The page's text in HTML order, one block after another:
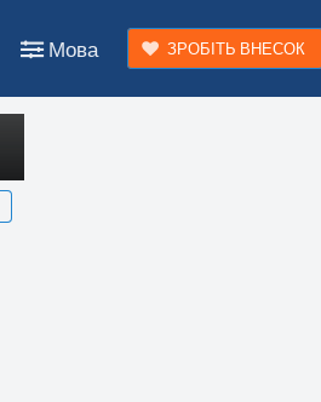
Мова ЗРОБІТЬ ВНЕСОК